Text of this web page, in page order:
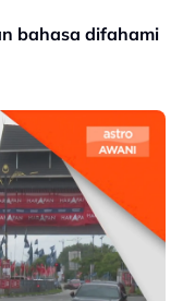
bahasa difahami